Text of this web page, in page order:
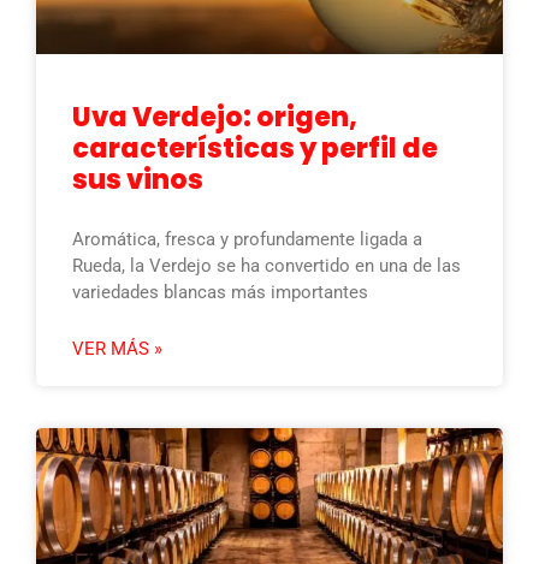
Uva Verdejo: origen,
características y perfil de
sus vinos
Aromática, fresca y profundamente ligada a
Rueda, la Verdejo se ha convertido en una de las
variedades blancas más importantes
VER MÁS »